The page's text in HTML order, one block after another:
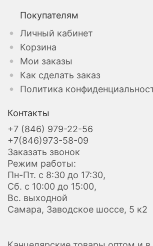
Покупателям
Личный кабинет
Корзина
Мои заказы
Как сделать заказ
Политика
Контакты
+7 (846) 979-22-56
+7(846)973-58-09
Заказать звонок
Режим работы:
Пн-Пт. с 8:30 до 17:30,
Сб. с 10:00 до 15:00,
Вс. выходной
Самара, Заводское шоссе, 5 к2